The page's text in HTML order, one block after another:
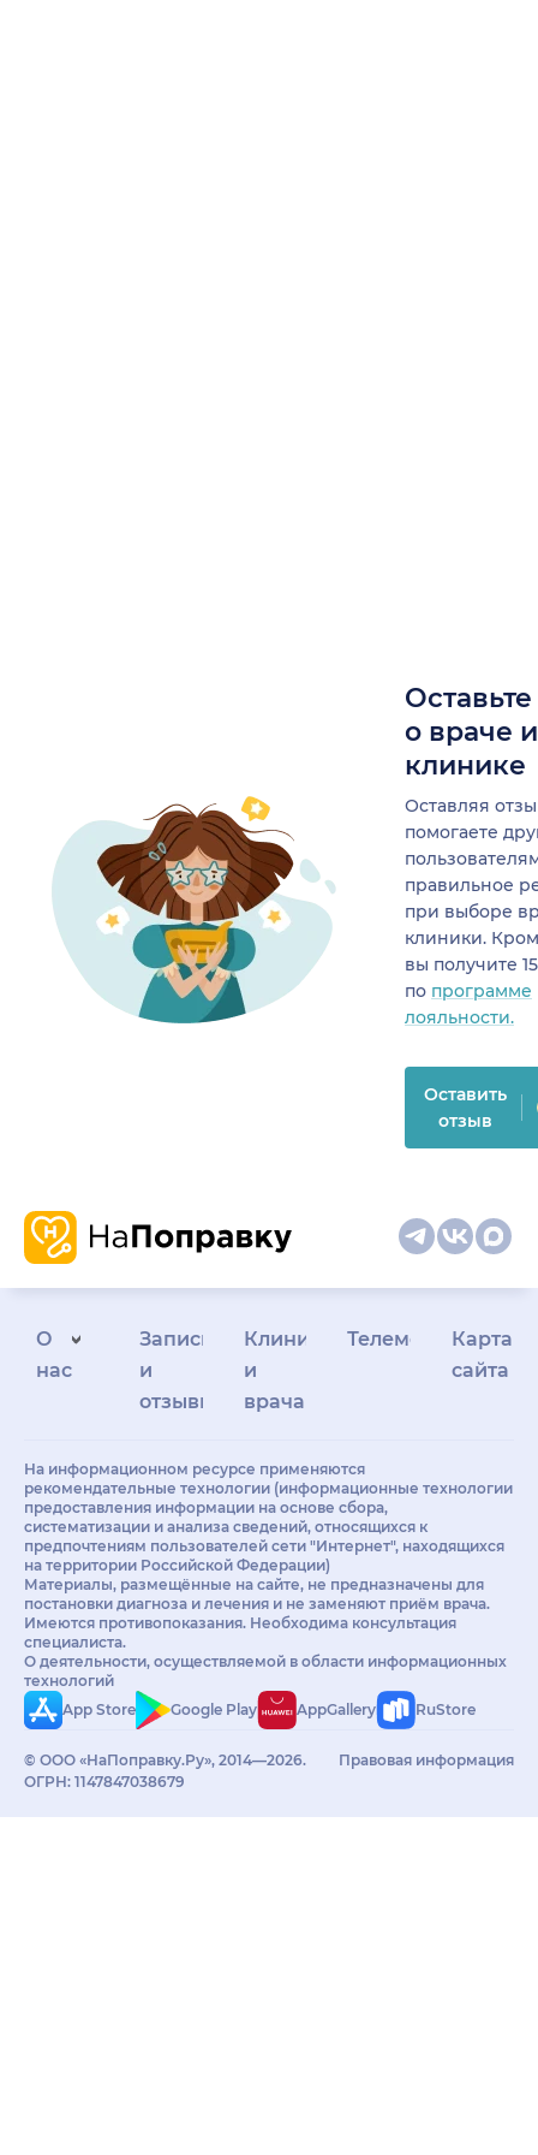
о враче
клинике
Оставляя
помогаете
правильное
при выборе
клиники.
вы получите
по программе
лояльности.
Оставить
отзыв
О
нас
Запись
и
отзывы
Клиникам
и
врачам
Телемедицина
Карта
сайта
На информационном ресурсе применяются
рекомендательные технологии (информационные технологии
предоставления информации на основе сбора,
систематизации и анализа сведений, относящихся к
предпочтениям пользователей сети "Интернет", находящихся
на территории Российской Федерации)
Материалы, размещённые на сайте, не предназначены для
постановки диагноза и лечения и не заменяют приём врача.
Имеются противопоказания. Необходима консультация
специалиста.
О деятельности, осуществляемой в области информационных
технологий
App Store
Google Play AppGallery RuStore
© ООО «НаПоправку.Ру», 2014—2026.
ОГРН: 1147847038679
Правовая информация